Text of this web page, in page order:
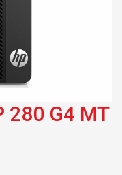
280 G4 MT